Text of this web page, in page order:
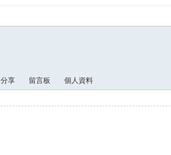
分享 留言板 個人資料